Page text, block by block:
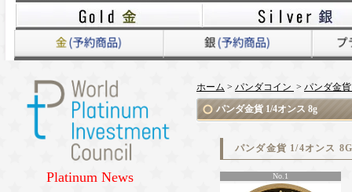
Platinum News
ホーム > パンダコイン > パンダ金
パンダ金貨 1/4オンス 8g
パンダ金貨 1/4オンス
No.1